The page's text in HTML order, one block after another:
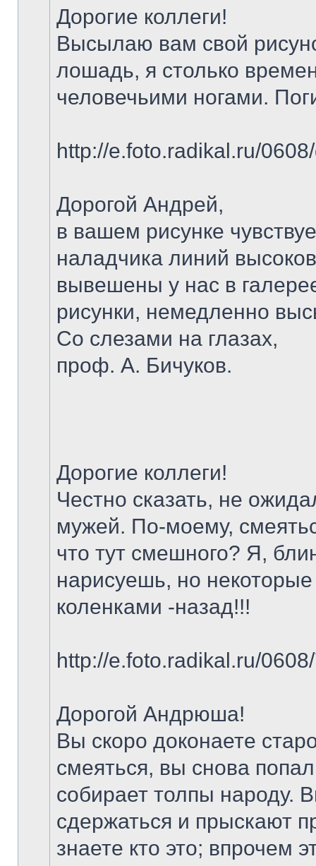
Дорогие коллеги!
Высылаю вам свой
лошадь, я столько
человечьими ногами.
http://e.foto.radikal.ru/
Дорогой Андрей,
в вашем рисунке
наладчика линий
вывешены у нас в
рисунки, немедленно
Со слезами на глазах,
проф. А. Бичуков.
Дорогие коллеги!
Честно сказать, не
мужей. По-моему,
что тут смешного? Я,
нарисуешь, но
коленками -назад!!!
http://e.foto.radikal.ru/
Дорогой Андрюша!
Вы скоро доконаете
смеяться, вы снова
собирает толпы народу.
сдержаться и прыскают
знаете кто это; впрочем